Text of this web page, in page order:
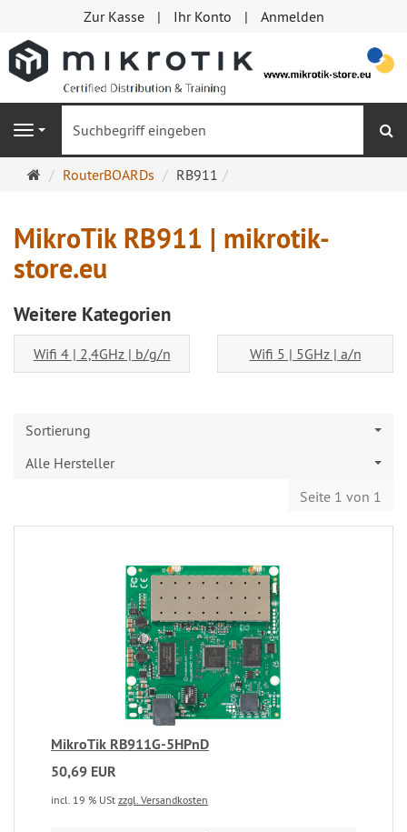
Zur Kasse Ihr Konto Anmelden
Navigation
Startseite
RouterBOARDs RB911
MikroTik RB911 | mikrotik-
store.eu
Weitere Kategorien
Wifi 4 | 2,4GHz | b/g/n Wifi 5 | 5GHz | a/n
Sortierung
Alle Hersteller
Seite 1 von 1
MikroTik RB911G-5HPnD
50,69 EUR
incl. 19 % USt zzgl. Versandkosten